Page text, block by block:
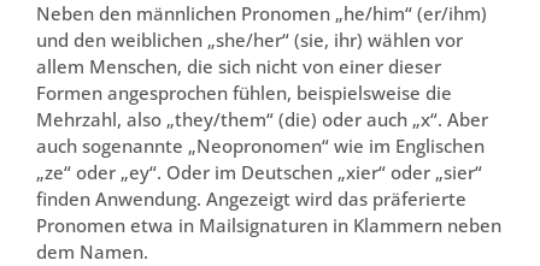
Neben den männlichen Pronomen „he/him“ (er/ihm)
und den weiblichen „she/her“ (sie, ihr) wählen vor
allem Menschen, die sich nicht von einer dieser
Formen angesprochen fühlen, beispielsweise die
Mehrzahl, also „they/them“ (die) oder auch „x“. Aber
auch sogenannte „Neopronomen“ wie im Englischen
„ze“ oder „ey“. Oder im Deutschen „xier“ oder „sier“
finden Anwendung. Angezeigt wird das präferierte
Pronomen etwa in Mailsignaturen in Klammern neben
dem Namen.